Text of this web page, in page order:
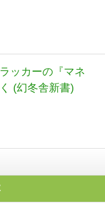
ッカーの『マネ
(幻冬舎新書)